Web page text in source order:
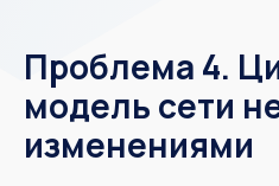
Проблема 4.
модель сети
изменениями